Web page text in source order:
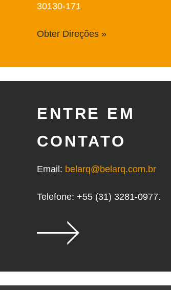
30130-171
Obter Direções »
ENTRE EM
CONTATO
Email: belarq@belarq.com.br
Telefone: +55 (31) 3281-0977.